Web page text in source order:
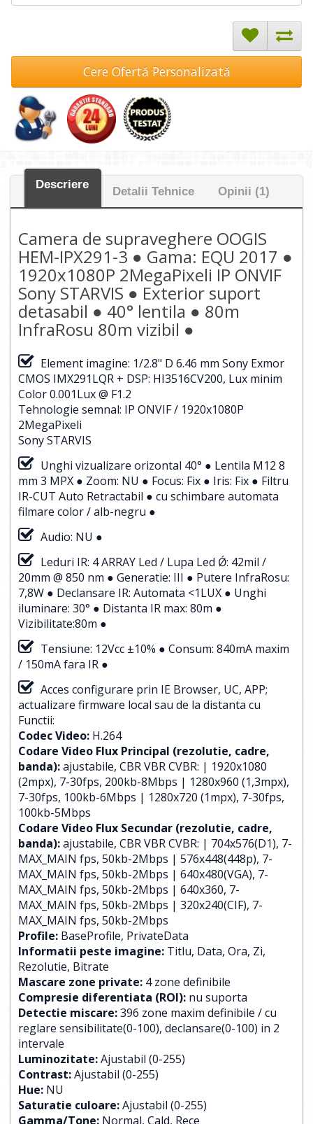
Cere Ofertă Personalizată
Descriere
Detalii Tehnice Opinii (1)
Camera de supraveghere OOGIS
HEM-IPX291-3 ● Gama: EQU 2017 ●
1920x1080P 2MegaPixeli IP ONVIF
Sony STARVIS ● Exterior suport
detasabil ● 40° lentila ● 80m
InfraRosu 80m vizibil ●
Element imagine: 1/2.8" D 6.46 mm Sony Exmor
CMOS IMX291LQR + DSP: HI3516CV200, Lux minim
Color 0.001Lux @ F1.2
Tehnologie semnal: IP ONVIF / 1920x1080P
2MegaPixeli
Sony STARVIS
Unghi vizualizare orizontal 40° ● Lentila M12 8
mm 3 MPX ● Zoom: NU ● Focus: Fix ● Iris: Fix ● Filtru
IR-CUT Auto Retractabil ● cu schimbare automata
filmare color / alb-negru ●
Audio: NU ●
Leduri IR: 4 ARRAY Led / Lupa Led Ǿ: 42mil /
20mm @ 850 nm ● Generatie: III ● Putere InfraRosu:
7,8W ● Declansare IR: Automata <1LUX ● Unghi
iluminare: 30° ● Distanta IR max: 80m ●
Vizibilitate:80m ●
Tensiune: 12Vcc ±10% ● Consum: 840mA maxim
/ 150mA fara IR ●
Acces configurare prin IE Browser, UC, APP;
actualizare firmware local sau de la distanta cu
Functii:
Codec Video: H.264
Codare Video Flux Principal (rezolutie, cadre,
banda):ajustabile, CBR VBR CVBR: | 1920x1080
(2mpx), 7-30fps, 200kb-8Mbps | 1280x960 (1,3mpx),
7-30fps, 100kb-6Mbps | 1280x720 (1mpx), 7-30fps,
100kb-5Mbps
Codare Video Flux Secundar (rezolutie, cadre,
banda):ajustabile, CBR VBR CVBR: | 704x576(D1), 7-
MAX_MAIN fps, 50kb-2Mbps | 576x448(448p), 7-
MAX_MAIN fps, 50kb-2Mbps | 640x480(VGA), 7-
MAX_MAIN fps, 50kb-2Mbps | 640x360, 7-
MAX_MAIN fps, 50kb-2Mbps | 320x240(CIF), 7-
MAX_MAIN fps, 50kb-2Mbps
Profile: BaseProfile, PrivateData
Informatii peste imagine: Titlu, Data, Ora, Zi,
Rezolutie, Bitrate
Mascare zone private: 4 zone definibile
Compresie diferentiata (ROI): nu suporta
Detectie miscare:396 zone maxim definibile / cu
reglare sensibilitate(0-100), declansare(0-100) in 2
intervale
Luminozitate:Ajustabil (0-255)
Contrast:Ajustabil (0-255)
Hue: NU
Saturatie culoare:Ajustabil (0-255)
Gamma/Tone: Normal, Cald, Rece